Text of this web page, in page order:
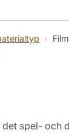
Kontakt
Film
spel- och